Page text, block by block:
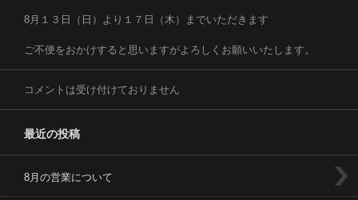
8月１３日（日）より１７日（木）までいただきます
ご不便をおかけすると思いますがよろしくお願いいたします。
コメントは受け付けておりません
最近の投稿
8月の営業について